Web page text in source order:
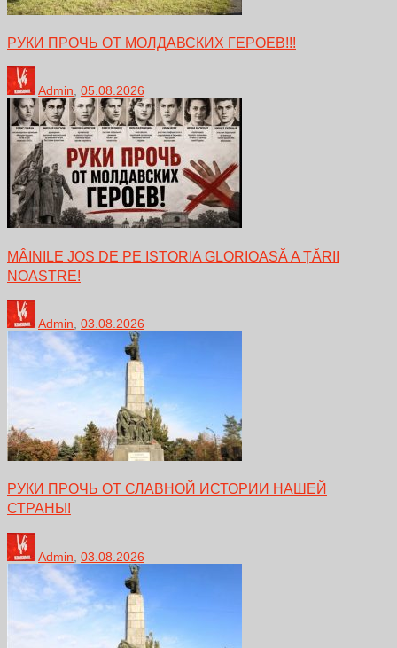
РУКИ ПРОЧЬ ОТ МОЛДАВСКИХ ГЕРОЕВ!!!
Admin, 05.08.2026
MÂINILE JOS DE PE ISTORIA GLORIOASĂ A ȚĂRII
NOASTRE!
Admin 03.08.2026
РУКИ ПРОЧЬ ОТ СЛАВНОЙ ИСТОРИИ НАШЕЙ
СТРАНЫ!
Admin 03.08.2026